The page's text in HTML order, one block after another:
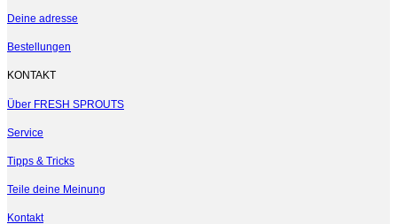
Deine adresse
Bestellungen
KONTAKT
Über FRESH SPROUTS
Service
Tipps & Tricks
Teile deine Meinung
Kontakt